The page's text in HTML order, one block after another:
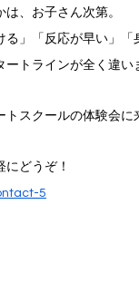
、お子さん次第。
」「反応が早い」「
トラインが全く違い
スクールの体験会に
どうぞ！
5